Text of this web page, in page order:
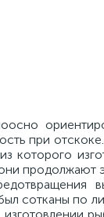
при
которого
продолжают
сотканы по